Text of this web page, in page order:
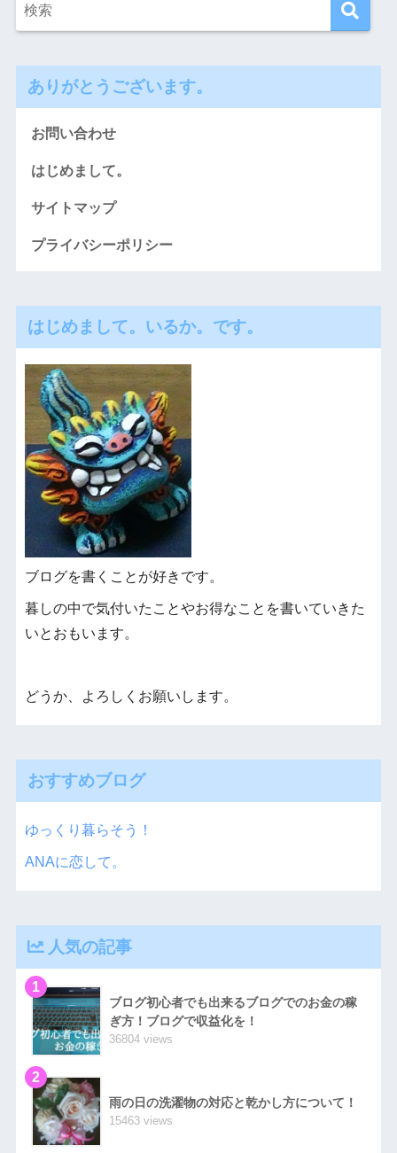
ありがとうございます。
お問い合わせ
はじめまして。
サイトマップ
プライバシーポリシー
はじめまして。いるか。です。
ブログを書くことが好きです。
暮しの中で気付いたことやお得なことを書いていきた
いとおもいます。
どうか、よろしくお願いします。
おすすめブログ
ゆっくり暮らそう！
ANAに恋して。
人気の記事
1
ブログ初心者でも出来るブログでのお金の稼
ぎ方！ブログで収益化を！
36804 views
2
雨の日の洗濯物の対応と乾かし方について！
15463 views